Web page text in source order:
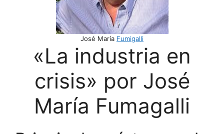
José María Fumigalli
«La industria en
crisis» por José
María Fumagalli